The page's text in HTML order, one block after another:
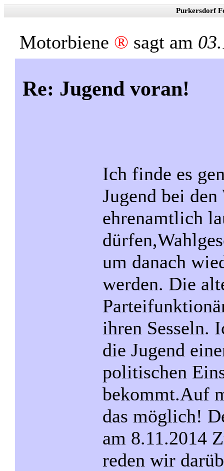
Purkersdorf
Motorbiene ® sagt am
Re: Jugend voran!
Ich finde es
Jugend bei den
ehrenamtlich
um danach
werden. Die
ihren Sesseln.
die Jugend
politischen
bekommt.Auf
das möglich!
am 8.11.2014
reden wir